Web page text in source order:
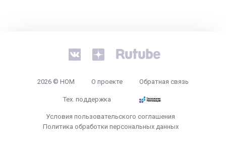
2026 © НОМ О проекте Обратная связь
Тех. поддержка
Условия пользовательского соглашения
Политика обработки персональных данных